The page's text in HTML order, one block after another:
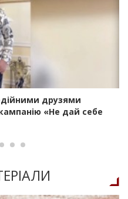
друзями
«Не дай себе